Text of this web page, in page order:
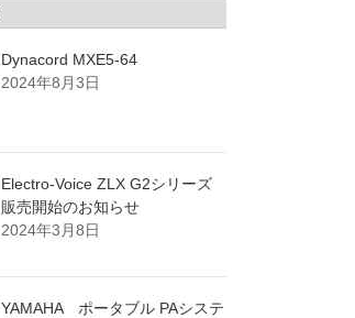
Dynacord MXE5-64
2024年8月3日
Electro-Voice ZLX G2シリーズ
販売開始のお知らせ
2024年3月8日
YAMAHA ポータブル PAシステ